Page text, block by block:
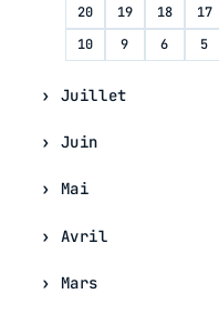
20
19 18 17
10
9 6 5
Juillet
Juin
Mai
Avril
Mars